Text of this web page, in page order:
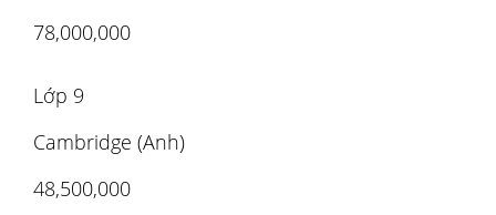
78,000,000
Lớp 9
Cambridge (Anh)
48,500,000